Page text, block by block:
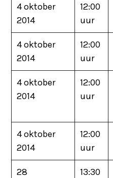
4 oktober
2014
12:00
uur
4 oktober
2014
12:00
uur
4 oktober
2014
12:00
uur
4 oktober
2014
12:00
uur
28
13:30